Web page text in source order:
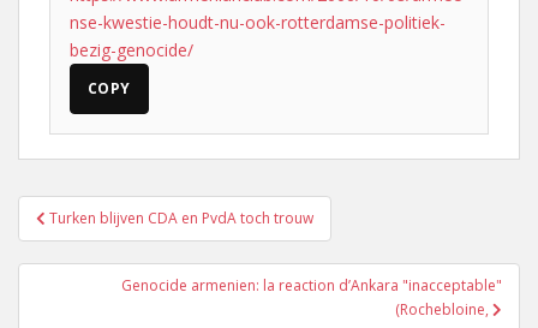
nse-kwestie-houdt-nu-ook-rotterdamse-politiek-
bezig-genocide/
COPY
Post
navigation
Turken blijven CDA en PvdA toch trouw
Genocide armenien: la reaction d’Ankara "inacceptable"
(Rochebloine,